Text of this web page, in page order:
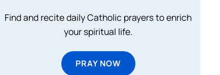
Find and recite daily Catholic prayers to enrich
your spiritual life.
PRAY NOW